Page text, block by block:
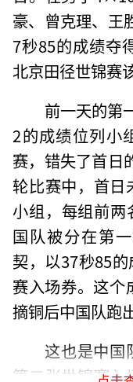
豪、曾克理、王
7秒85的成绩夺
北京田径世锦赛
前一天的第
2的成绩位列小
赛，错失了首日
轮比赛中，首
小组，每组前两
国队被分在第
契，以37秒85
赛入场券。这个
摘铜后中国队跑
这也是中国
第二张世锦赛入